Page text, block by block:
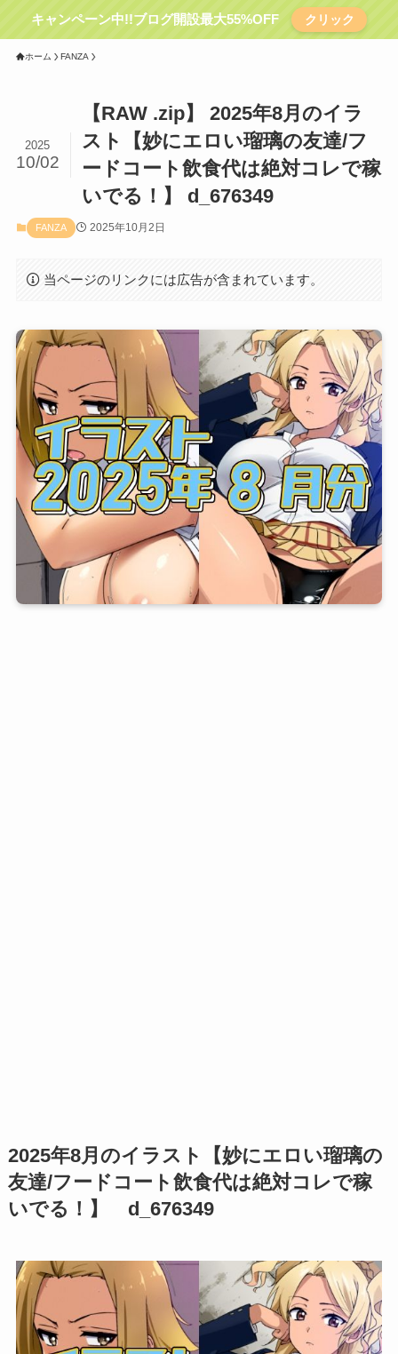
キャンペーン中!!ブログ開設最大55%OFF クリック
ホーム FANZA
【RAW .zip】 2025年8月のイラ
スト【妙にエロい瑠璃の友達/フ
ードコート飲食代は絶対コレで稼
いでる！】 d_676349
2025
10/02
FANZA 2025年10月2日
当ページのリンクには広告が含まれています。
2025年8月のイラスト【妙にエロい瑠璃の
友達/フードコート飲食代は絶対コレで稼
いでる！】 d_676349